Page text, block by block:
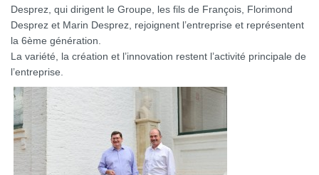
Desprez, qui dirigent le Groupe, les fils de François, Florimond
Desprez et Marin Desprez, rejoignent l’entreprise et représentent
la 6ème génération.
La variété, la création et l’innovation restent l’activité principale de
l’entreprise.